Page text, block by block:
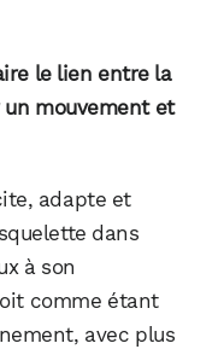
le lien entre la
un mouvement et
adapte et
dans
à son
comme étant
avec plus